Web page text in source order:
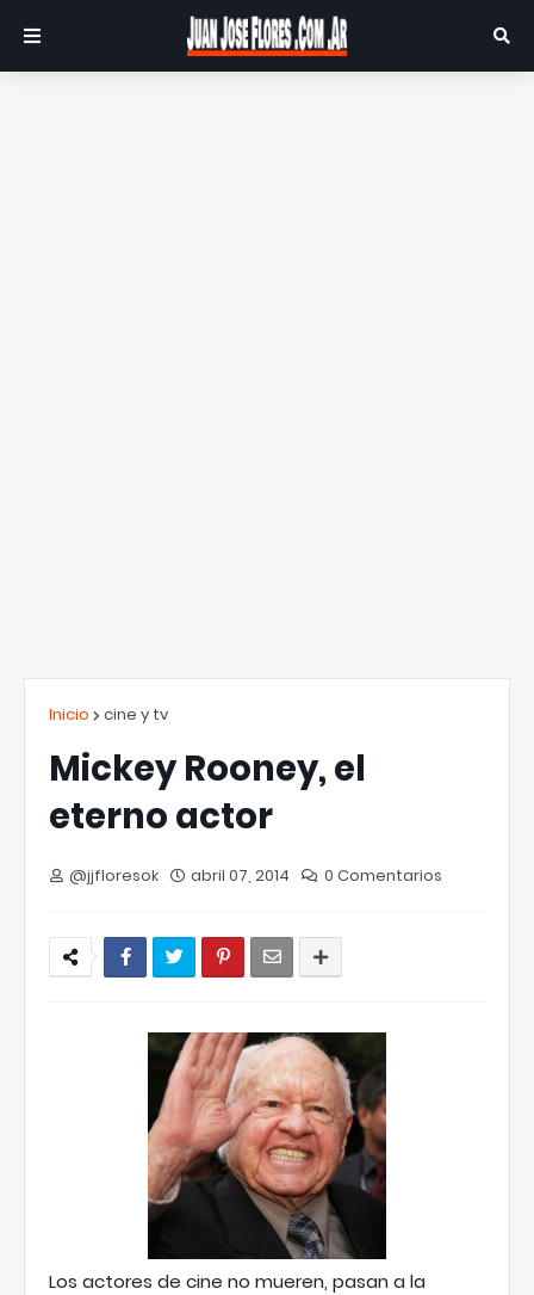
Inicio cine y tv
Mickey Rooney, el
eterno actor
@jjfloresok abril 07, 2014 0 Comentarios
Los actores de cine no mueren, pasan a la